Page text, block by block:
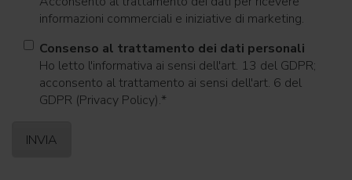
informazioni commerciali e iniziative di marketing.
Consenso al trattamento dei dati personali
Ho letto l'informativa ai sensi dell'art. 13 del GDPR;
acconsento al trattamento ai sensi dell'art. 6 del
GDPR (Privacy Policy).*